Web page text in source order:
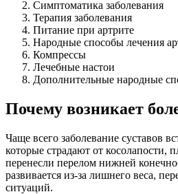
Симптоматика заболевания
Терапия заболевания
Питание при артрите
Народные способы лечения
Компрессы
Лечебные настои
Дополнительные народные
Почему возникает
Чаще всего заболевание суставов
которые страдают от косолапости,
перенесли перелом нижней
развивается из-за лишнего веса,
ситуаций.